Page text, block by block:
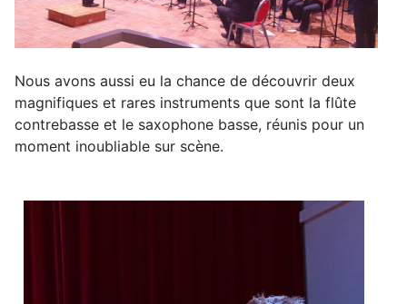
Nous avons aussi eu la chance de découvrir deux
magnifiques et rares instruments que sont la flûte
contrebasse et le saxophone basse, réunis pour un
moment inoubliable sur scène.